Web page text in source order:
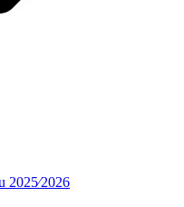
2025⁄2026